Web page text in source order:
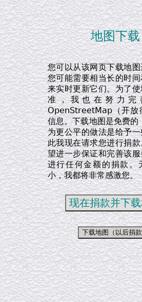
地图下载
您可以从该网页下载地
您可能需要相当长的时
来实时更新它们。为了
准，我也在努力完
OpenStreetMap（开放
信息。下载地图是免费的
为更公平的做法是给予
此我现在请求您进行捐
望进一步保证和完善该
进行任何金额的捐款。
小，我都将非常感激您。